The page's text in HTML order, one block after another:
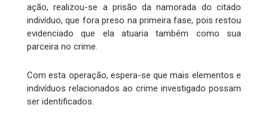
ação, realizou-se a prisão da namorada do citado
indivíduo, que fora preso na primeira fase, pois restou
evidenciado que ela atuaria também como sua
parceira no crime.
Com esta operação, espera-se que mais elementos e
indivíduos relacionados ao crime investigado possam
ser identificados.